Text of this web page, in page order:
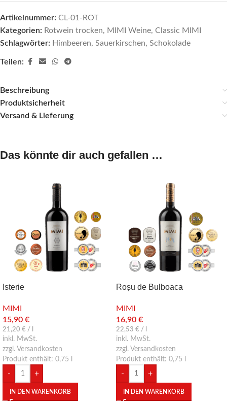
Artikelnummer: CL-01-ROT
Kategorien: Rotwein trocken, MIMI Weine, Classic MIMI
Schlagwörter: Himbeeren, Sauerkirschen, Schokolade
Teilen:
Beschreibung
Produktsicherheit
Versand & Lieferung
Das könnte dir auch gefallen …
Isterie
MIMI
15,90 €
21,20 € /
inkl. MwSt.
zzgl. Versandkosten
Produkt enthält: 0,75
- +
IN DEN WARENKORB
Roșu de Bulboaca
MIMI
16,90 €
22,53 € /
inkl. MwSt.
zzgl. Versandkosten
Produkt enthält: 0,75
- +
IN DEN WARENKORB